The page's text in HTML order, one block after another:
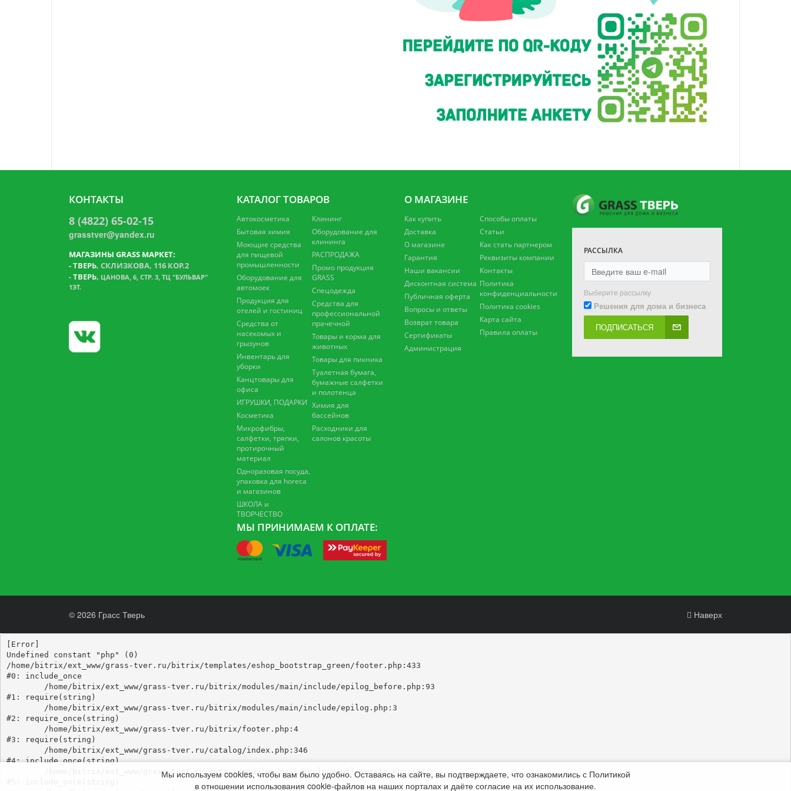
КОНТАКТЫ
8 (4822) 65-02-15
grasstver@yandex.ru
МАГАЗИНЫ GRASS МАРКЕТ:
-ТВЕРЬ, СКЛИЗКОВА, 116 КОР.2
- ТВЕРЬ, ЦАНОВА, 6, СТР. 3, ТЦ "БУЛЬВАР"
1ЭТ.
КАТАЛОГ ТОВАРОВ
Автокосметика
Бытовая химия
Моющие средства
для пищевой
промышленности
Оборудование для
автомоек
Продукция для
отелей и гостиниц
Средства от
насекомых и
грызунов
Инвентарь для
уборки
Канцтовары для
офиса
ИГРУШКИ, ПОДАРКИ
Косметика
Микрофибры,
салфетки, тряпки,
протирочный
материал
Одноразовая посуда,
упаковка для horeca
и магазинов
ШКОЛА и
ТВОРЧЕСТВО
Клининг
Оборудование для
клининга
РАСПРОДАЖА
Промо продукция
GRASS
Спецодежда
Средства для
профессиональной
прачечной
Товары и корма для
животных
Товары для пикника
Туалетная бумага,
бумажные салфетки
и полотенца
Химия для
бассейнов
Расходники для
салонов красоты
МЫ ПРИНИМАЕМ К ОПЛАТЕ:
О МАГАЗИНЕ
Как купить
Доставка
О магазине
Гарантия
Наши вакансии
Дисконтная система
Публичная оферта
Вопросы и ответы
Возврат товара
Сертификаты
Администрация
Способы оплаты
Статьи
Как стать партнером
Реквизиты компании
Контакты
Политика
конфиденциальности
Политика cookies
Карта сайта
Правила оплаты
РАССЫЛКА
Выберите рассылку
Решения для дома и бизнеса
ПОДПИСАТЬСЯ
© 2026 Грасс Тверь Наверх
Мы используем cookies, чтобы вам было удобно. Оставаясь на сайте, вы подтверждаете, что ознакомились с Политикой
в отношении использования cookie-файлов на наших порталах и даёте согласие на их использование.
[Error]
Undefined constant "php" (0)
/home/bitrix/ext_www/grass-tver.ru/bitrix/templates/eshop_bootstrap_green/footer.php:433
#0: include_once
#1: require(string)
#2: require_once(string)
#3: require(string)
#4: include_once(string)